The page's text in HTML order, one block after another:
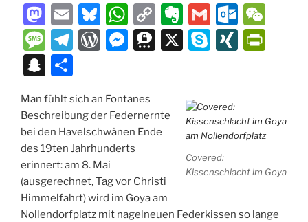
M
a
st
o
d
o
n
E
m
ai
Bl
u
e
k
y
W
h
at
A
p
p
C
o
p
n
E
v
er
ot
e
G
m
ai
O
ut
lo
c
o
m
M
e
ss
a
g
e
T
gr
a
m
W
P
re
ss
M
e
n
g
er
T
e
m
X
S
p
e
XI
ie
dl
S
n
a
p
c
h
at
le
n
Covered:
Kissenschlacht im Goya
Man fühlt sich an Fontanes
Beschreibung der Federnernte
bei den Havelschwänen Ende
des 19ten Jahrhunderts
erinnert: am 8. Mai
(ausgerechnet, Tag vor Christi
Himmelfahrt) wird im Goya am
Nollendorfplatz mit nagelneuen Federkissen so lange